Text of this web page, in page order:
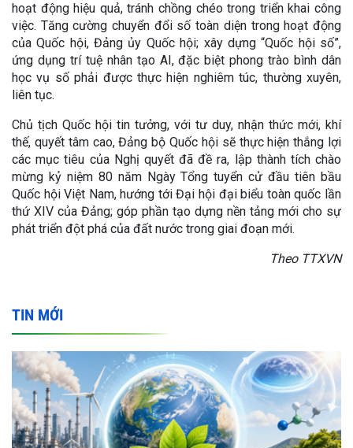
hoạt động hiệu quả, tránh chồng chéo trong triển khai công
việc. Tăng cường chuyển đổi số toàn diện trong hoạt động
của Quốc hội, Đảng ủy Quốc hội; xây dựng “Quốc hội số”,
ứng dụng trí tuệ nhân tạo AI, đặc biệt phong trào bình dân
học vụ số phải được thực hiện nghiêm túc, thường xuyên,
liên tục.
Chủ tịch Quốc hội tin tưởng, với tư duy, nhận thức mới, khí
thế, quyết tâm cao, Đảng bộ Quốc hội sẽ thực hiện thắng lợi
các mục tiêu của Nghị quyết đã đề ra, lập thành tích chào
mừng kỷ niệm 80 năm Ngày Tổng tuyển cử đầu tiên bầu
Quốc hội Việt Nam, hướng tới Đại hội đại biểu toàn quốc lần
thứ XIV của Đảng; góp phần tạo dựng nền tảng mới cho sự
phát triển đột phá của đất nước trong giai đoạn mới.
Theo TTXVN
TIN MỚI